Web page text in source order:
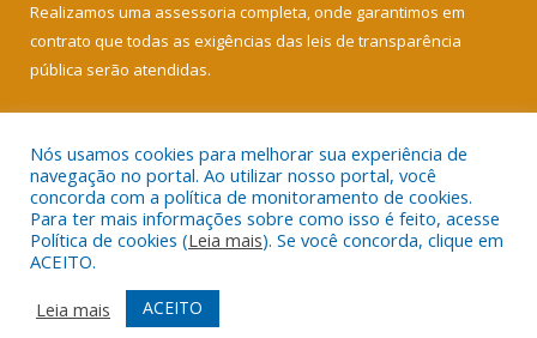
Realizamos uma assessoria completa, onde garantimos em
contrato que todas as exigências das leis de transparência
pública serão atendidas.
Todos os direitos reservados a Câmara Municipal de Soure.
Mapa do Site
Acessar Área Administrativa
Acessar Webmail
Nós usamos cookies para melhorar sua experiência de
navegação no portal. Ao utilizar nosso portal, você
concorda com a política de monitoramento de cookies.
Para ter mais informações sobre como isso é feito, acesse
Política de cookies (Leia mais). Se você concorda, clique em
ACEITO.
Leia mais
ACEITO